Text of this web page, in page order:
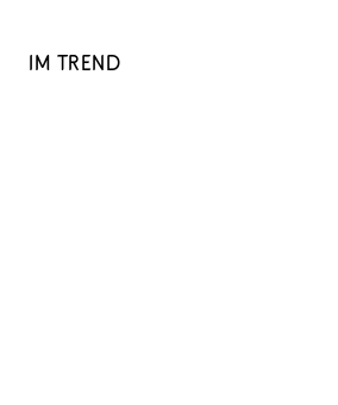
Im Trend